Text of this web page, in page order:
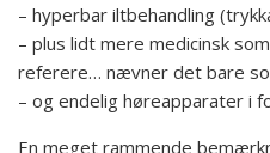
– hyperbar iltbehandling
– plus lidt mere medicinsk
referere… nævner det bare
– og endelig høreapparater i
En meget rammende